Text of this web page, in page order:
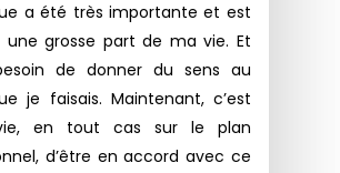
a été très importante et est
une grosse part de ma vie. Et
de donner du sens au
je faisais. Maintenant, c’est
en tout cas sur le plan
d’être en accord avec ce